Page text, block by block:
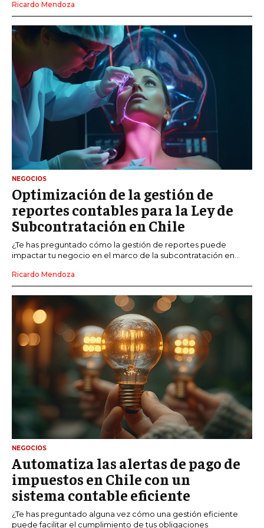
Ricardo Mendoza
NEGOCIOS
Optimización de la gestión de
reportes contables para la Ley de
Subcontratación en Chile
¿Te has preguntado cómo la gestión de reportes puede
impactar tu negocio en el marco de la subcontratación en...
Ricardo Mendoza
NEGOCIOS
Automatiza las alertas de pago de
impuestos en Chile con un
sistema contable eficiente
¿Te has preguntado alguna vez cómo una gestión eficiente
puede facilitar el cumplimiento de tus obligaciones